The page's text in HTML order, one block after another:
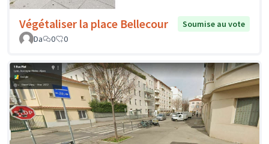
Végétaliser la place Bellecour
Soumise au vote
Da
0 0